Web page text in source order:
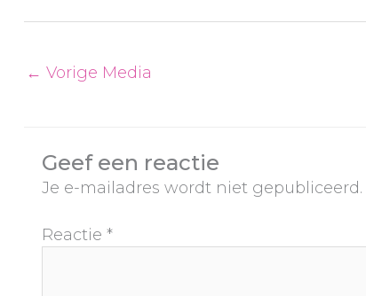
← Vorige Media
Geef een reactie
Je e-mailadres wordt niet gepubliceerd.
Reactie *